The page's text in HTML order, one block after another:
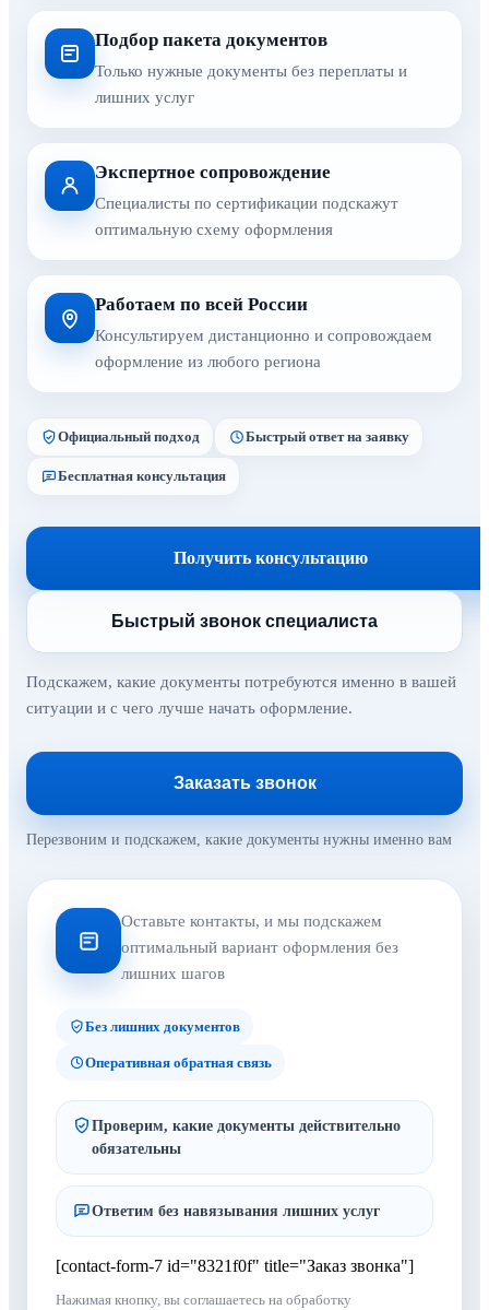
Подбор пакета документов
Только нужные документы без переплаты и
лишних услуг
Экспертное сопровождение
Специалисты по сертификации подскажут
оптимальную схему оформления
Работаем по всей России
Консультируем дистанционно и сопровождаем
оформление из любого региона
Официальный подход Быстрый ответ на заявку
Бесплатная консультация
Получить консультацию
Быстрый звонок специалиста
Подскажем, какие документы потребуются именно в вашей
ситуации и с чего лучше начать оформление.
Заказать звонок
Перезвоним и подскажем, какие документы нужны именно вам
Оставьте контакты, и мы подскажем
оптимальный вариант оформления без
лишних шагов
Без лишних документов
Оперативная обратная связь
Проверим, какие документы действительно
обязательны
Ответим без навязывания лишних услуг
[contact-form-7 id="8321f0f" title="Заказ звонка"]
Нажимая кнопку, вы соглашаетесь на обработку